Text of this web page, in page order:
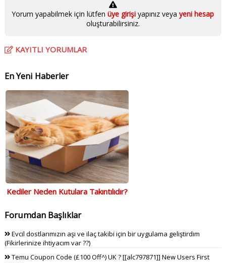
Yorum yapabilmek için lütfenüye girişiyapınız veya yeni hesap
oluşturabilirsiniz.
KAYITLI YORUMLAR
En Yeni Haberler
Kediler Neden Kutulara Takıntılıdır?
Forumdan Başlıklar
Evcil dostlarımızın aşı ve ilaç takibi için bir uygulama geliştirdim
(Fikirlerinize ihtiyacım var ??)
Temu Coupon Code (£100 Off^) UK ? [[alc797871]] New Users First